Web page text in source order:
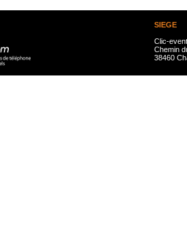
SIEGE
Clic-
Chemin
38460